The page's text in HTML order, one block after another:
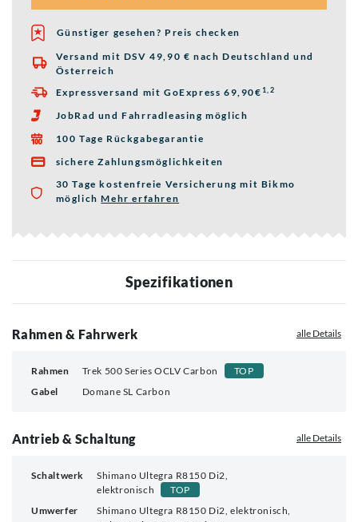
Günstiger gesehen? Preis checken

Versand mit DSV 49,90 € nach Deutschland und
Österreich
 Expressversand mit GoExpress 69,90€ 1,2
 JobRad und Fahrradleasing möglich
 100 Tage Rückgabegarantie

sichere Zahlungsmöglichkeiten
30 Tage kostenfreie Versicherung mit Bikmo
möglichMehr erfahren
Spezifikationen
Rahmen & Fahrwerk alle Details
Rahmen Trek 500 Series OCLV Carbon
TOP
Gabel
Domane SL Carbon
Antrieb & Schaltung alle Details
Schaltwerk
Shimano Ultegra R8150 Di2,
elektronisch
TOP
Umwerfer
Shimano Ultegra R8150 Di2, elektronisch,